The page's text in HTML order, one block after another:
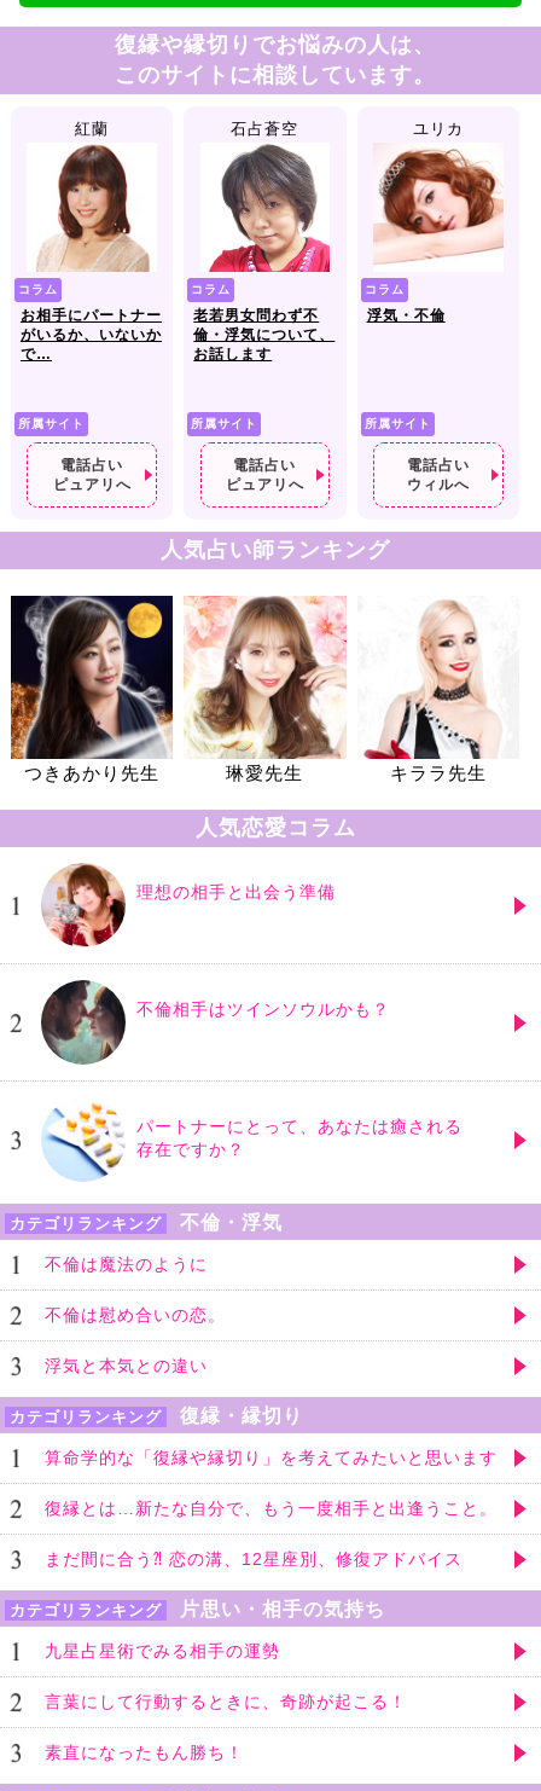
復縁や縁切りでお悩みの人は、
このサイトに相談しています。
紅蘭
コラム
お相手にパートナー
がいるか、いないか
で…
所属サイト
電話占い
ピュアリへ
石占蒼空
コラム
老若男女問わず不
倫・浮気について、
お話します
所属サイト
電話占い
ピュアリへ
ユリカ
コラム
浮気・不倫
所属サイト
電話占い
ウィルへ
人気占い師ランキング
つきあかり先生 琳愛先生 キララ先生
人気恋愛コラム
理想の相手と出会う準備
不倫相手はツインソウルかも？
パートナーにとって、あなたは癒される
存在ですか？
カテゴリランキング 不倫・浮気
不倫は魔法のように
不倫は慰め合いの恋。
浮気と本気との違い
カテゴリランキング 復縁・縁切り
算命学的な「復縁や縁切り」を考えてみたいと思います
復縁とは…新たな自分で、もう一度相手と出逢うこと。
まだ間に合う⁈ 恋の溝、12星座別、修復アドバイス
カテゴリランキング 片思い・相手の気持ち
九星占星術でみる相手の運勢
言葉にして行動するときに、奇跡が起こる！
素直になったもん勝ち！